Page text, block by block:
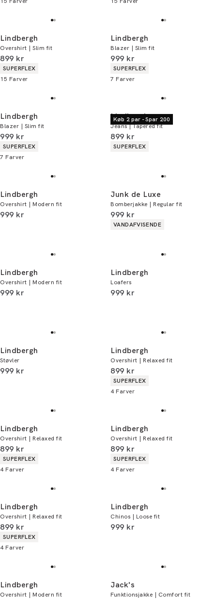
Lindbergh
Overshirt | Slim fit
I alt (inkl. rabat)
899 kr
Produkt egenskaber
SUPERFLEX
15 Farver
Lindbergh
Blazer | Slim fit
I alt (inkl. rabat)
999 kr
Produkt egenskaber
SUPERFLEX
7 Farver
Lindbergh
Blazer | Slim fit
I alt (inkl. rabat)
999 kr
Produkt egenskaber
SUPERFLEX
7 Farver
Køb 2 par - Spar 200
Lindbergh
Jeans | Tapered fit
I alt (inkl. rabat)
899 kr
Produkt egenskaber
SUPERFLEX
Lindbergh
Overshirt | Modern fit
I alt (inkl. rabat)
999 kr
Junk de Luxe
Bomberjakke | Regular fit
I alt (inkl. rabat)
999 kr
Produkt egenskaber
VANDAFVISENDE
Lindbergh
Overshirt | Modern fit
I alt (inkl. rabat)
999 kr
Lindbergh
Loafers
I alt (inkl. rabat)
999 kr
Lindbergh
Støvler
I alt (inkl. rabat)
999 kr
Lindbergh
Overshirt | Relaxed fit
I alt (inkl. rabat)
899 kr
Produkt egenskaber
SUPERFLEX
4 Farver
Lindbergh
Overshirt | Relaxed fit
I alt (inkl. rabat)
899 kr
Produkt egenskaber
SUPERFLEX
4 Farver
Lindbergh
Overshirt | Relaxed fit
I alt (inkl. rabat)
899 kr
Produkt egenskaber
SUPERFLEX
4 Farver
Lindbergh
Overshirt | Relaxed fit
I alt (inkl. rabat)
899 kr
Produkt egenskaber
SUPERFLEX
4 Farver
Lindbergh
Chinos | Loose fit
I alt (inkl. rabat)
999 kr
Lindbergh
Overshirt | Modern fit
Jack's
Funktionsjakke | Comfort fit